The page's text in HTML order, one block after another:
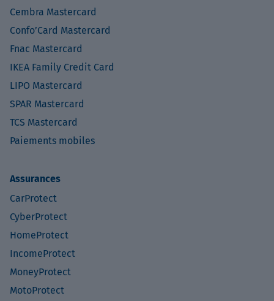
Cembra Mastercard
Confo’Card Mastercard
Fnac Mastercard
IKEA Family Credit Card
LIPO Mastercard
SPAR Mastercard
TCS Mastercard
Paiements mobiles
Assurances
CarProtect
CyberProtect
HomeProtect
IncomeProtect
MoneyProtect
MotoProtect